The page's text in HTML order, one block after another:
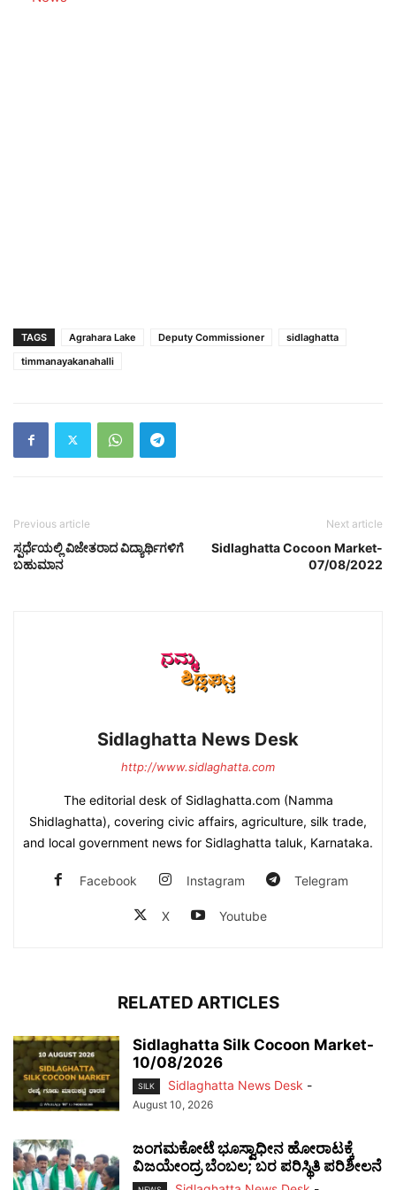
TAGS Agrahara Lake Deputy Commissioner
sidlaghatta
timmanayakanahalli
Previous article
ಸ್ಪರ್ಧೆಯಲ್ಲಿ ವಿಜೇತರಾದ ವಿದ್ಯಾರ್ಥಿಗಳಿಗೆ
ಬಹುಮಾನ
Next article
Sidlaghatta Cocoon Market-
07/08/2022
Sidlaghatta News Desk
http://www.sidlaghatta.com
The editorial desk of Sidlaghatta.com (Namma
Shidlaghatta), covering civic affairs, agriculture, silk trade,
and local government news for Sidlaghatta taluk, Karnataka.
Facebook Instagram Telegram
X Youtube
RELATED ARTICLES
Sidlaghatta Silk Cocoon Market-
10/08/2026
SILK Sidlaghatta News Desk -
August 10, 2026
ಜಂಗಮಕೋಟೆ ಭೂಸ್ವಾಧೀನ ಹೋರಾಟಕ್ಕೆ
ವಿಜಯೇಂದ್ರ ಬೆಂಬಲ; ಬರ ಪರಿಸ್ಥಿತಿ ಪರಿಶೀಲನೆ